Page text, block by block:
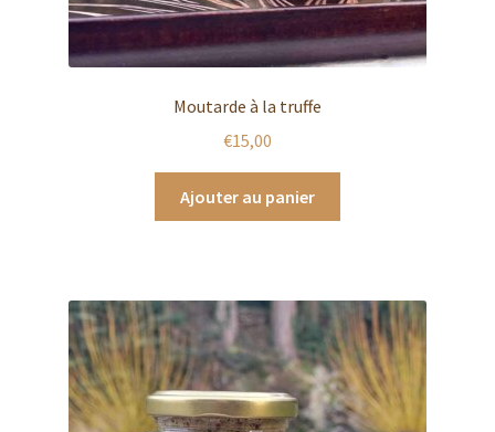
Moutarde à la truffe
€15,00
Ajouter au panier